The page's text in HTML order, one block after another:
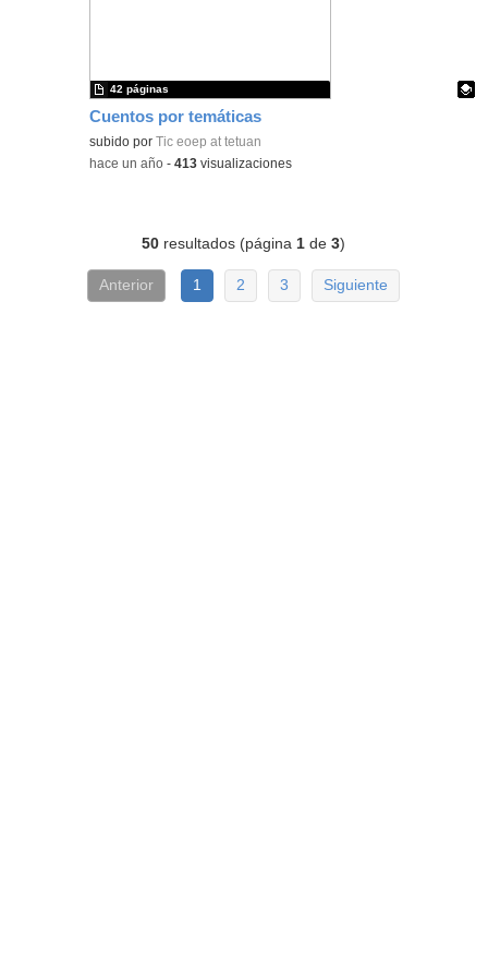
Cuentos por temáticas
Contenido educativo.
subido por Tic eoep at tetuan
42 páginas
-hace un año -413 visualizaciones
50 resultados (página 1 de3)
Anterior 1 2 3 Siguiente